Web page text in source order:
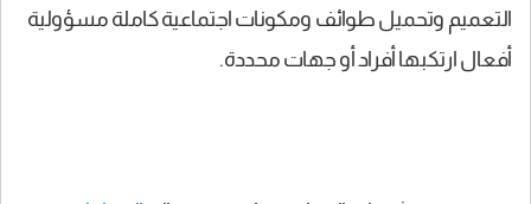
التعميم وتحميل طوائف ومكونات اجتماعية كاملة مسؤولية
أفعال ارتكبها أفراد أو جهات محددة.